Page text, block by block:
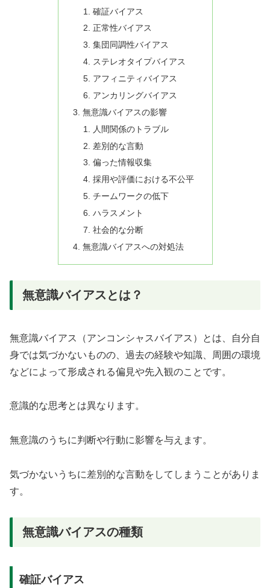
確証バイアス
正常性バイアス
集団同調性バイアス
ステレオタイプバイアス
アフィニティバイアス
アンカリングバイアス
無意識バイアスの影響
人間関係のトラブル
差別的な言動
偏った情報収集
採用や評価における不公平
チームワークの低下
ハラスメント
社会的な分断
無意識バイアスへの対処法
無意識バイアスとは？
無意識バイアス（アンコンシャスバイアス）とは、自分自
身では気づかないものの、過去の経験や知識、周囲の環境
などによって形成される偏見や先入観のことです。
意識的な思考とは異なります。
無意識のうちに判断や行動に影響を与えます。
気づかないうちに差別的な言動をしてしまうことがありま
す。
無意識バイアスの種類
確証バイアス